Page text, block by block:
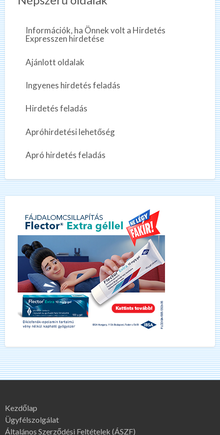
Információk, ha Önnek volt a Hirdetés
Expresszen hirdetése
Ajánlott oldalak
Ingyenes hirdetés feladás
Hirdetés feladás
Apróhirdetési lehetőség
Apró hirdetés feladás
Kezdőlap
Ügyfélszolgálat
Általános Szerződési Feltételek (ÁSZF)